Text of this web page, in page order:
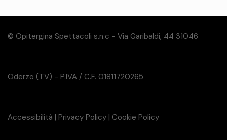
© Opitergina Spettacoli s.n.c - Via Garibaldi, 44 31046
Oderzo (TV) - P.IVA / C.F. 01811720265
Accessibilità | Privacy Policy | Cookie Policy